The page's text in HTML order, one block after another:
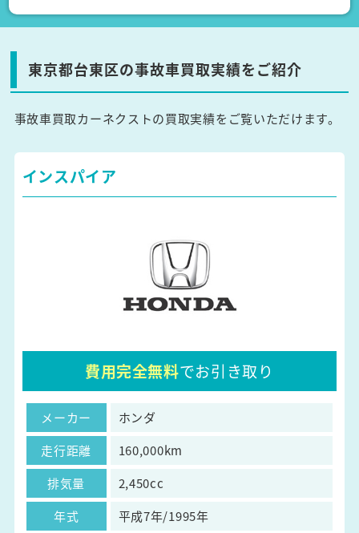
東京都台東区の事故車買取実績をご紹介
事故車買取カーネクストの買取実績をご覧いただけます。
インスパイア
費用完全無料でお引き取り
メーカー
ホンダ
走行距離
160,000km
排気量
2,450cc
年式
平成7年/1995年